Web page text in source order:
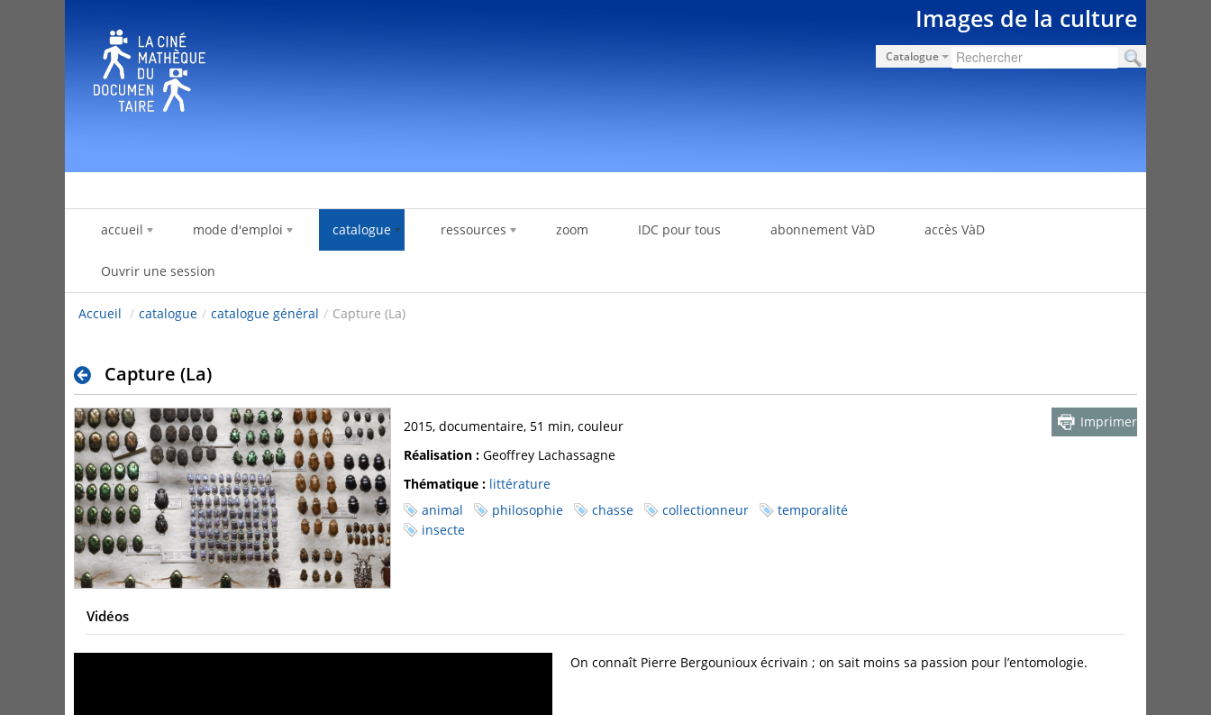
Images de la culture
Catalogue
accueil mode d'emploi catalogue ressources zoom IDC pour tous abonnement VàD accès VàD
Ouvrir une session
Accueil / catalogue / catalogue général / Capture (La)
Capture (La)
Imprimer
2015, documentaire, 51 min, couleur
Réalisation : Geoffrey Lachassagne
Thématique : littérature
animal
philosophie chasse collectionneur
temporalité
insecte
Vidéos
On connaît Pierre Bergounioux écrivain ; on sait moins sa passion pour l’entomologie.